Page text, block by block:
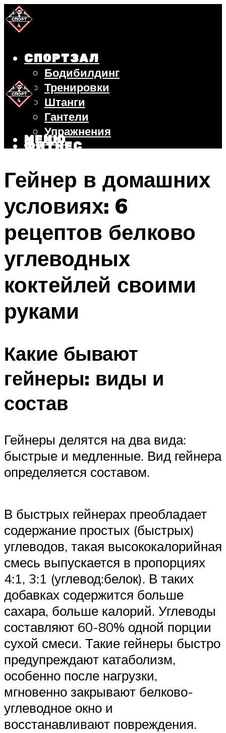
СПОРТЗАЛ
Бодибилдинг
Тренировки
Штанги
Гантели
Упражнения
ФИТНЕС
ВЕЛОСИПЕД
ПОХУДЕНИЕ
МЕНЮ
Гейнер в домашних
условиях: 6
рецептов белково
углеводных
коктейлей своими
руками
Какие бывают
гейнеры: виды и
состав
Гейнеры делятся на два вида:
быстрые и медленные. Вид гейнера
определяется составом.
В быстрых гейнерах преобладает
содержание простых (быстрых)
углеводов, такая высококалорийная
смесь выпускается в пропорциях
4:1, 3:1 (углевод:белок). В таких
добавках содержится больше
сахара, больше калорий. Углеводы
составляют 60-80% одной порции
сухой смеси. Такие гейнеры быстро
предупреждают катаболизм,
особенно после нагрузки,
мгновенно закрывают белково-
углеводное окно и
восстанавливают повреждения.